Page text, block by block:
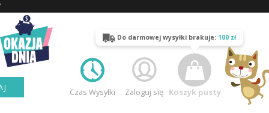
Zaloguj się
Do darmowej wysyłki brakuje: 100 zł
Koszyk pusty
Czas Wysyłki